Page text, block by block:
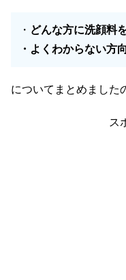
・ どんな方に洗顔料
・よくわからない方
についてまとめました
ス